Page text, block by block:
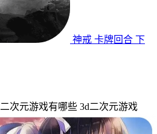
神戒 卡牌回合 下
二次元游戏有哪些 3d二次元游戏